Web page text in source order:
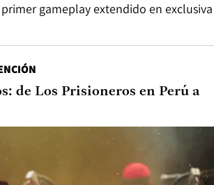
primer gameplay extendido en exclusiva
de Los Prisioneros en Perú a